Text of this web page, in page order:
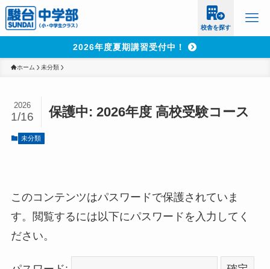
校舎を探す
2026年度夏期講習受付中！
ホーム 未分類
保護中: 2026年度 高校受験コース
2026
1/16
未分類
このコンテンツはパスワードで保護されていま
す。閲覧するには以下にパスワードを入力してく
ださい。